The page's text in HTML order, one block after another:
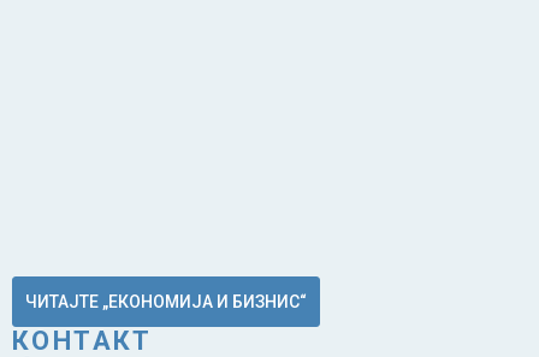
ЧИТАЈТЕ „ЕКОНОМИЈА И БИЗНИС“
КОНТАКТ